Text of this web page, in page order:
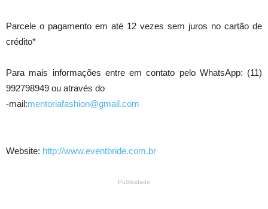
Parcele o pagamento em até 12 vezes sem juros no cartão de
crédito*
Para mais informações entre em contato pelo WhatsApp: (11)
992798949 ou através do
-mail:mentoriafashion@gmail.com
Website: http://www.eventbride.com.br
Publicidade